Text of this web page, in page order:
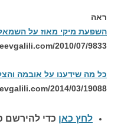
ראה
השפעת מיקי מאוז על השמאל
2010/07/9833
כל מה שידענו על אובמה
2014/03/19088
לחץ כאן כדי להירשם